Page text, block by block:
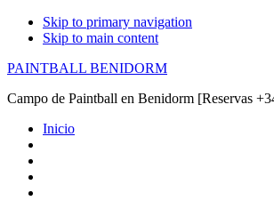
Skip to primary navigation
Skip to main content
PAINTBALL BENIDORM
Campo de Paintball en Benidorm [Reservas
Inicio